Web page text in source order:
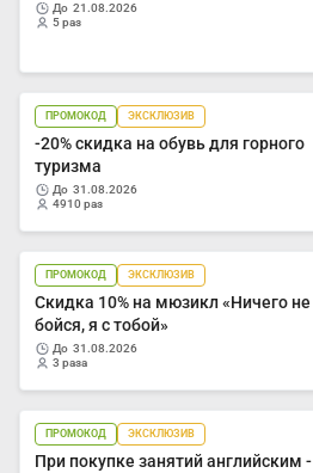
до 21.08.2026
5 раз
ПРОМОКОД ЭКСКЛЮЗИВ
-20% скидка на обувь для горного
туризма
до 31.08.2026
4910 раз
ПРОМОКОД ЭКСКЛЮЗИВ
Скидка 10% на мюзикл «Ничего не
бойся, я с тобой»
до 31.08.2026
3 раза
ПРОМОКОД ЭКСКЛЮЗИВ
При покупке занятий английским -